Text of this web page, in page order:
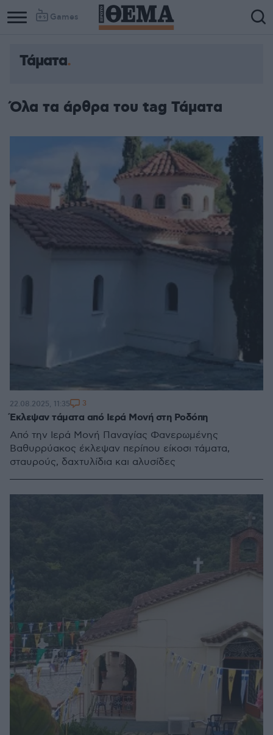
Games
Τάματα
Όλα τα άρθρα του tag Τάματα
Έκλεψαν τάματα από Ιερά Μονή στη Ροδόπη
Aπό την Ιερά Μονή Παναγίας Φανερωμένης
Βαθυρρύακος έκλεψαν περίπου είκοσι τάματα,
σταυρούς, δαχτυλίδια και αλυσίδες
22.08.2025, 11:35 3